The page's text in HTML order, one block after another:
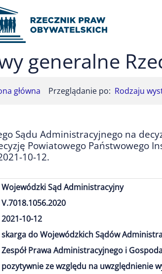
generalne
główna Przeglądanie po: Rodzaju
Sądu Administracyjnego na
Powiatowego Państwowego
10-12.
Wojewódzki Sąd Administracyjny
V.7018.1056.2020
2021-10-12
skarga do Wojewódzkich Sądów
Zespół Prawa Administracyjnego i
pozytywnie ze względu na uwzględnienie